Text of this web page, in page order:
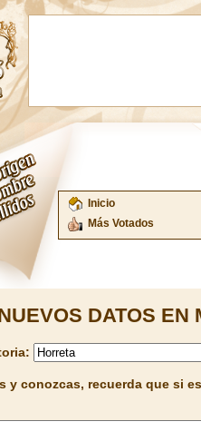
Inicio
Más Votados
DATOS EN
y conozcas, recuerda que si